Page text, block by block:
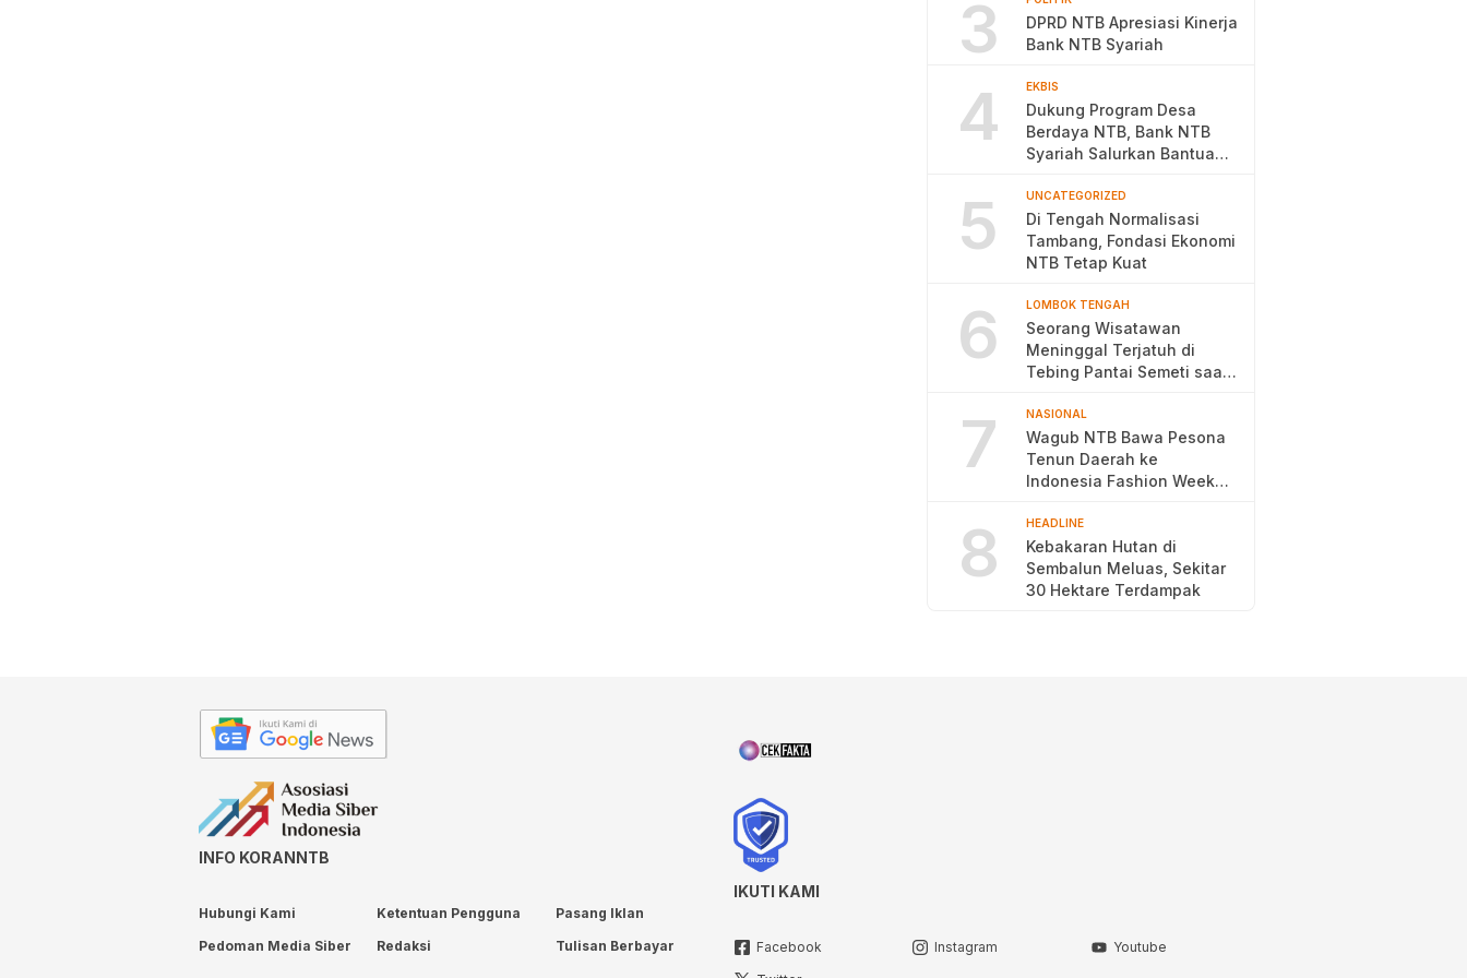
3
DPRD NTB Apresiasi Kinerja
Bank NTB Syariah
4 EKBIS
Dukung Program Desa
Berdaya NTB, Bank NTB
Syariah Salurkan Bantuan
5 UNCATEGORIZED
Di Tengah Normalisasi
Tambang, Fondasi Ekonomi
NTB Tetap Kuat
6 LOMBOK TENGAH
Seorang Wisatawan
Meninggal Terjatuh di
Tebing Pantai Semeti saat
7 NASIONAL
Wagub NTB Bawa Pesona
Tenun Daerah ke
Indonesia Fashion Week
8 HEADLINE
Kebakaran Hutan di
Sembalun Meluas, Sekitar
30 Hektare Terdampak
INFO KORANNTB
Hubungi Kami Ketentuan Pengguna
Pasang Iklan
Pedoman Media Siber
Redaksi Tulisan Berbayar
IKUTI KAMI
Facebook Instagram
Youtube